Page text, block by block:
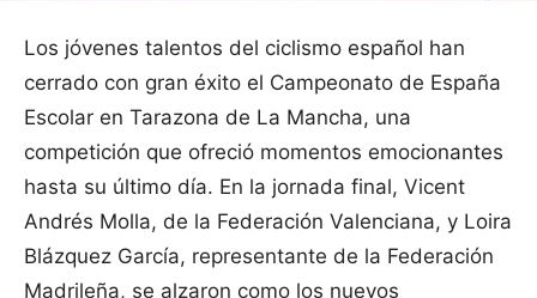
Los jóvenes talentos del ciclismo español han
cerrado con gran éxito el Campeonato de España
Escolar en Tarazona de La Mancha, una
competición que ofreció momentos emocionantes
hasta su último día. En la jornada final, Vicent
Andrés Molla, de la Federación Valenciana, y Loira
Blázquez García, representante de la Federación
Madrileña, se alzaron como los nuevos